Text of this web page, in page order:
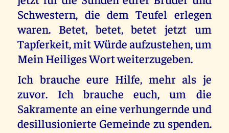
Schwestern, die dem Teufel erlegen
waren. Betet, betet, betet jetzt um
Tapferkeit, mit Würde aufzustehen, um
Mein Heiliges Wort weiterzugeben.
Ich brauche eure Hilfe, mehr als je
zuvor. Ich brauche euch, um die
Sakramente an eine verhungernde und
desillusionierte Gemeinde zu spenden.